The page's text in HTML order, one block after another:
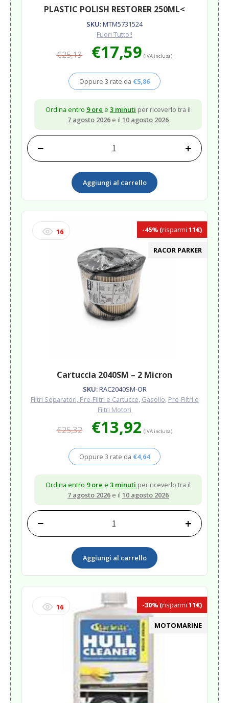
PLASTIC POLISH RESTORER 250ML<
SKU:MTM5731524
Fuori Tutto!!
€25,13
prezzo
era:
€25,13.
€17,59 prezzo
è:
€17,59.
(IVA inclusa)
Oppure 3 rate da €5,86
Ordina entro 9 ore e 3 minuti per riceverlo tra il
7 agosto 2026 e il 10 agosto 2026
PLASTIC
POLISH
− +
Aggiungi al carrello
RACOR PARKER
-45% (risparmi 11€)
Cartuccia 2040SM – 2 Micron
SKU:RAC2040SM-OR
Filtri Separatori, Pre-Filtri e Cartucce, Gasolio, Pre-Filtri e
Filtri Motori
€25,32
prezzo
era:
€25,32.
€13,92 prezzo
è:
€13,92.
(IVA inclusa)
Oppure 3 rate da €4,64
16
Ordina entro 9 ore e 3 minuti per riceverlo tra il
7 agosto 2026 e il 10 agosto 2026
Cartuccia
2040SM
− +
Aggiungi al carrello
MOTOMARINE
-30% (risparmi 11€)
16